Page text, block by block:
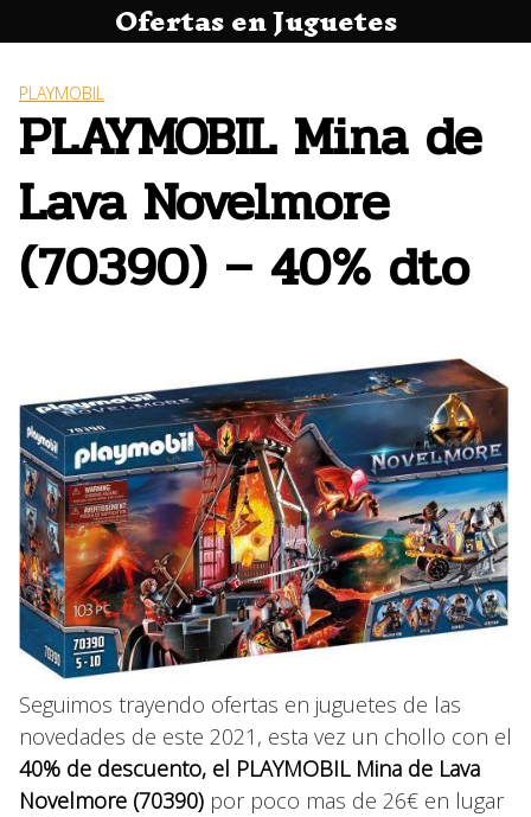
al
Ofertas en Juguetes
PLAYMOBIL
PLAYMOBIL Mina de
Lava Novelmore
(70390) – 40% dto
Seguimos trayendo ofertas en juguetes de las
novedades de este 2021, esta vez un chollo con el
40% de descuento, el PLAYMOBIL Mina de Lava
Novelmore (70390) por poco mas de 26€ en lugar